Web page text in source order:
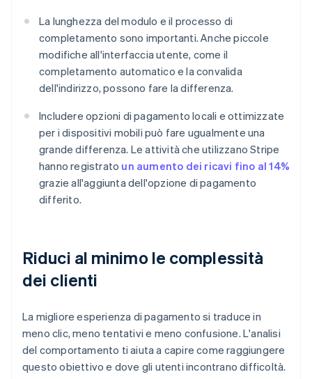
La lunghezza del modulo e il processo di
completamento sono importanti. Anche piccole
modifiche all'interfaccia utente, come il
completamento automatico e la convalida
dell'indirizzo, possono fare la differenza.
Includere opzioni di pagamento locali e ottimizzate
per i dispositivi mobili può fare ugualmente una
grande differenza. Le attività che utilizzano Stripe
hanno registrato un aumento dei ricavi fino al 14%
grazie all'aggiunta dell'opzione di pagamento
differito.
Riduci al minimo le complessità
dei clienti
La migliore esperienza di pagamento si traduce in
meno clic, meno tentativi e meno confusione. L'analisi
del comportamento ti aiuta a capire come raggiungere
questo obiettivo e dove gli utenti incontrano difficoltà.